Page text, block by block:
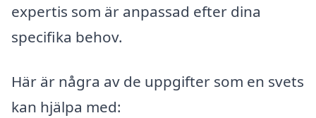
expertis som är anpassad efter dina
specifika behov.
Här är några av de uppgifter som en svets
kan hjälpa med: